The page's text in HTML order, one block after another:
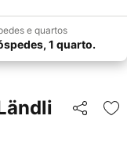
e quartos
1 quarto.
Partilhar